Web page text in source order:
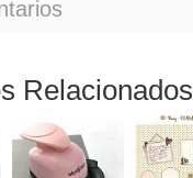
Relacionados